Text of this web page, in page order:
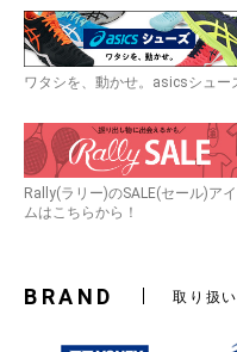
ワタシを、動かせ。asicsシュー
Rally(ラリー)のSALE(セール)ア
ムはこちらから！
BRAND 取り扱